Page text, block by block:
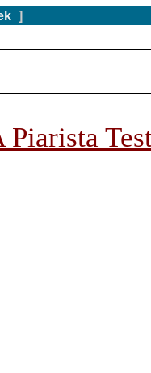
]
Piarista